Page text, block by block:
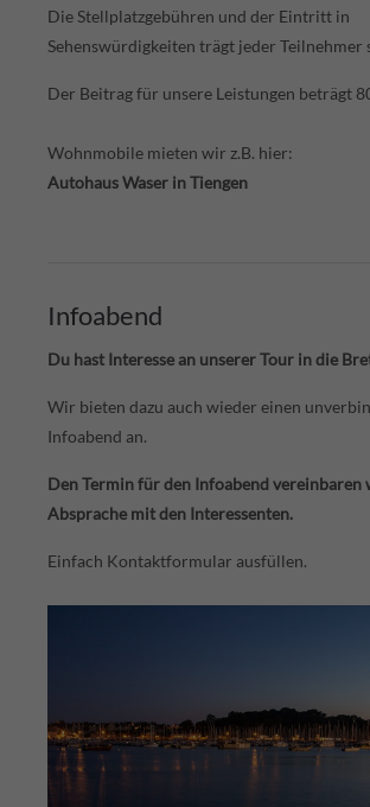
Die Stellplatzgebühren und der Eintritt in
Sehenswürdigkeiten trägt jeder Teilnehmer
Der Beitrag für unsere Leistungen beträgt
Wohnmobile mieten wir z.B. hier:
Autohaus Waser in Tiengen
Infoabend
Du hast Interesse an unserer Tour in die
Wir bieten dazu auch wieder einen
Infoabend an.
Den Termin für den Infoabend vereinbaren
Absprache mit den Interessenten.
Einfach Kontaktformular ausfüllen.